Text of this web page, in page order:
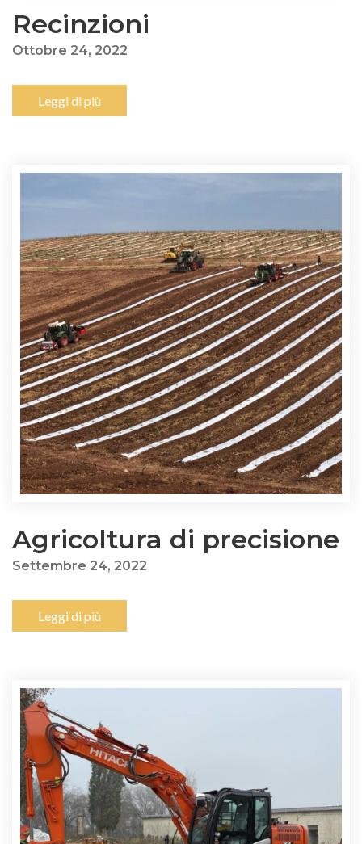
Recinzioni
Ottobre 24, 2022
Leggi di più
Agricoltura di precisione
Settembre 24, 2022
Leggi di più